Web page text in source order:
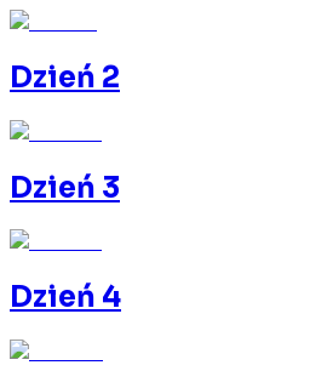
Dzień 2
Dzień 3
Dzień 4